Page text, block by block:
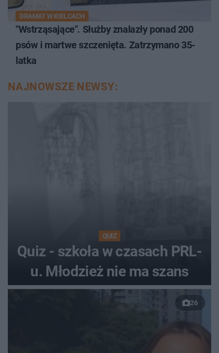
DRAMAT W KIELCACH
"Wstrząsające". Służby znalazły ponad 200
psów i martwe szczenięta. Zatrzymano 35-
latka
NAJNOWSZE NEWSY:
QUIZ
Quiz - szkoła w czasach PRL-
u. Młodzież nie ma szans
26